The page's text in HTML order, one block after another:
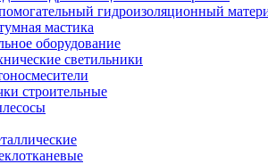
гидроизоляционный
мастика
оборудование
светильники
строительные